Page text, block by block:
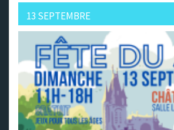
13 SEPTEMBRE